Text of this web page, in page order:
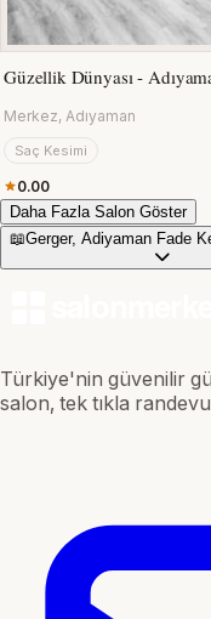
Güzellik Dünyası -
Merkez, Adıyaman
Saç Kesimi
0.00
Daha Fazla Salon Göster
📖Gerger, Adiyaman Fade
Türkiye'nin güvenilir
salon, tek tıkla